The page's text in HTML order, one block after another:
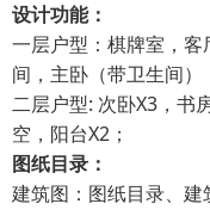
设计功能：
一层户型：棋牌室，
间，主卧（带卫生间）
二层户型: 次卧X3，书
空，阳台X2；
图纸目录：
建筑图：图纸目录、